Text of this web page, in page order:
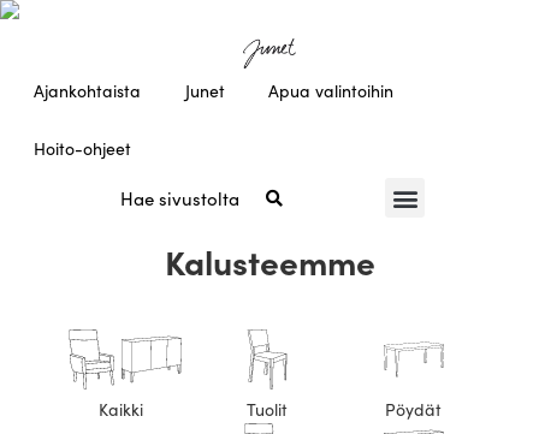
Ajankohtaista Junet Apua valintoihin
Hoito-ohjeet
Kalusteemme
Kaikki Tuolit Pöydät